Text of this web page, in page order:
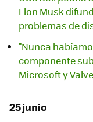
Elon Musk
problemas de
"Nunca
componente
Microsoft y
25 junio